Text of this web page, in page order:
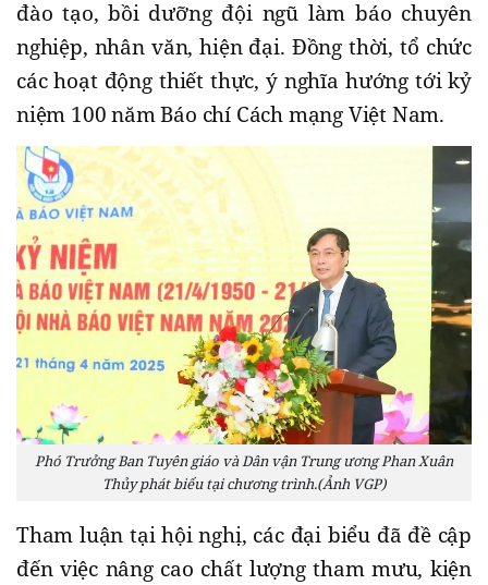
đào tạo, bồi dưỡng đội ngũ làm báo chuyên
nghiệp, nhân văn, hiện đại. Đồng thời, tổ chức
các hoạt động thiết thực, ý nghĩa hướng tới kỷ
niệm 100 năm Báo chí Cách mạng Việt Nam.
Phó Trưởng Ban Tuyên giáo và Dân vận Trung ương Phan Xuân
Thủy phát biểu tại chương trình.(Ảnh VGP)
Tham luận tại hội nghị, các đại biểu đã đề cập
đến việc nâng cao chất lượng tham mưu, kiện